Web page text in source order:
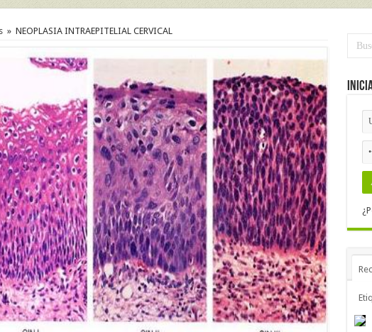
» NEOPLASIA INTRAEPITELIAL CERVICAL